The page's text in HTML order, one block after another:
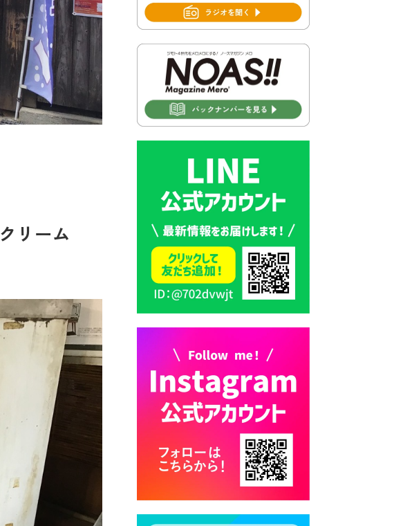
リーム
2026年7月30日 豊前市立学校
いて≫
2026年7月29日 豊前市指定ご
み袋販売のお知らせ
2026年7月28日 豊前カラス天
2026年7月28日 ごみ収集日の
お知らせ
2026年7月28日 令和8年度
京築地区水道企業団職員採用
試験（募集）
2026年7月27日 マイナンバー
カード交付に伴う休日および
平日夜間開庁の案内
業」
2026年7月21日 卜仙の郷 お
盆期間の営業時間のお知らせ
2026年7月17日 バス経路検索
2026年7月10日 畑冷泉館の営
業について
2026年7月10日 台湾伝統音楽
団体 「北埔八音団・楽善軒」